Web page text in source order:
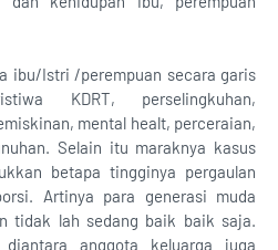
ibu/Istri /perempuan secara garis
KDRT, perselingkuhan,
mental healt, perceraian,
Selain itu maraknya kasus
betapa tingginya pergaulan
Artinya para generasi muda
tidak lah sedang baik baik saja.
diantara anggota keluarga juga